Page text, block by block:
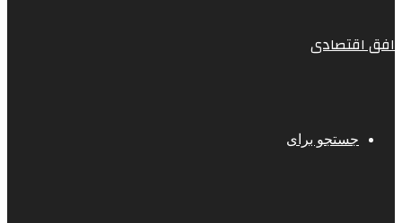
افق اقتصادی
جستجو برای